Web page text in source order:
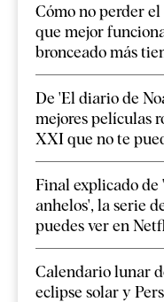
Cómo no perder
que mejor
bronceado más
De 'El diario de
mejores películas
XXI que no te
Final explicado de
anhelos', la serie
puedes ver en
Calendario lunar
eclipse solar y